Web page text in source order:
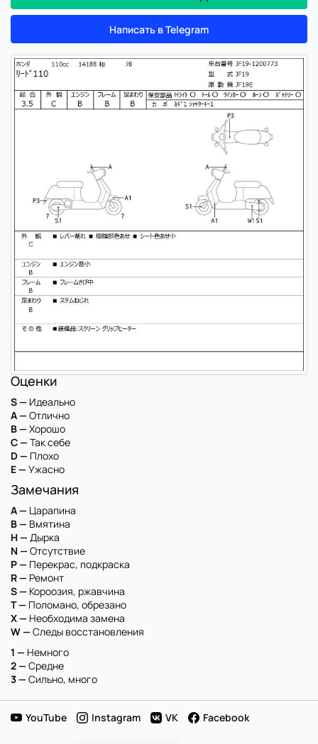
Написать в Telegram
Оценки
S — Идеально
A — Отлично
B — Хорошо
C — Так себе
D — Плохо
E — Ужасно
Замечания
A — Царапина
B — Вмятина
H — Дырка
N — Отсутствие
P — Перекрас, подкраска
R — Ремонт
S — Короозия, ржавчина
T — Поломано, обрезано
X — Необходима замена
W — Следы восстановления
1 — Немного
2 — Средне
3 — Сильно, много
YouTube Instagram VK Facebook